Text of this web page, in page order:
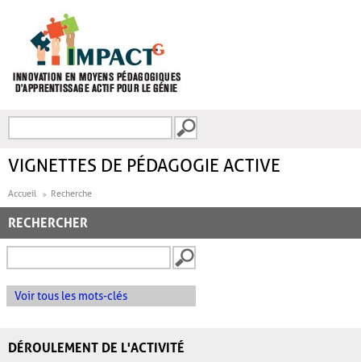
FORMULAIRE DE
VIGNETTES DE PÉDAGOGIE ACTIVE
Accueil Recherche
RECHERCHER
Voir tous les mots-clés
DÉROULEMENT DE L'ACTIVITÉ